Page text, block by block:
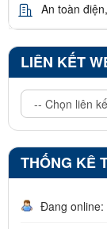
An toàn
LIÊN KẾT
THỐNG KÊ
Đang online: